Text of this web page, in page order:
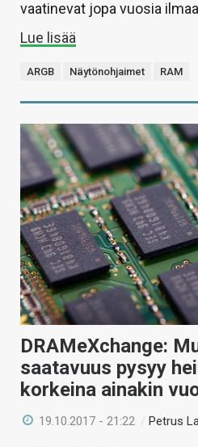
vaatinevat jopa vuosia
Lue lisää
ARGB Näytönohjaimet RAM
DRAMeXchange:
saatavuus pysyy
korkeina ainakin
19.10.2017 - 21:22 /Petrus